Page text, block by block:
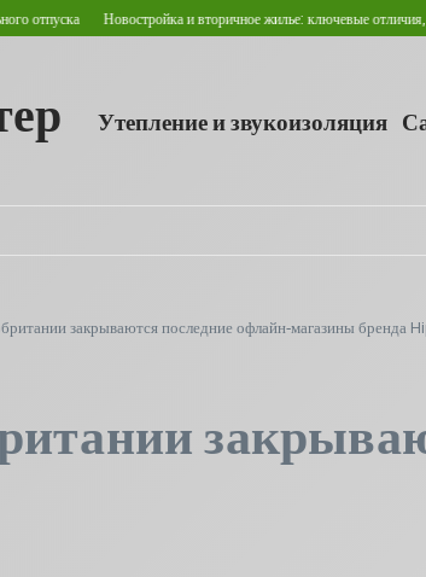
Новостройка и вторичное жилье: ключевые отличия,
Утепление и звукоизоляция
закрываются последние офлайн‑магазины бренда